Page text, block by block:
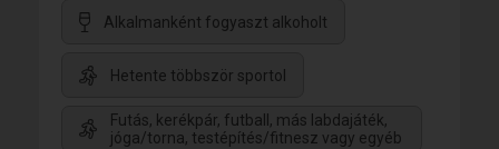
Alkalmanként fogyaszt alkoholt
Hetente többször sportol
Futás, kerékpár, futball, más labdajáték,
jóga/torna, testépítés/fitnesz vagy egyéb